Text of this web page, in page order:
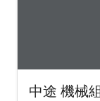
中途 機械